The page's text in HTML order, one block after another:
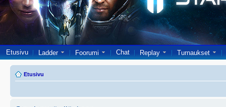
Etusivu Ladder Foorumi Chat Replay Turnaukset
Etusivu